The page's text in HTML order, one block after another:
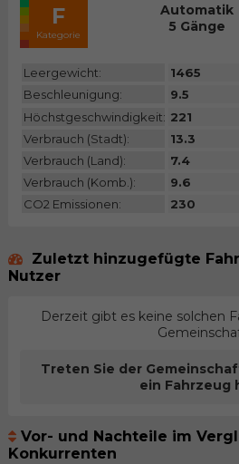
F
Kategorie
Automatik
5 Gänge
Leergewicht: 1465
Beschleunigung:
9.5
Höchstgeschwindigkeit: 221
Verbrauch (Stadt):
13.3
Verbrauch (Land):
7.4
Verbrauch (Komb.):
9.6
CO2 Emissionen:
230
Zuletzt hinzugefügte
Nutzer
Derzeit gibt es keine solchen
Treten Sie der
ein Fahrzeug
Vor- und Nachteile im
Konkurrenten